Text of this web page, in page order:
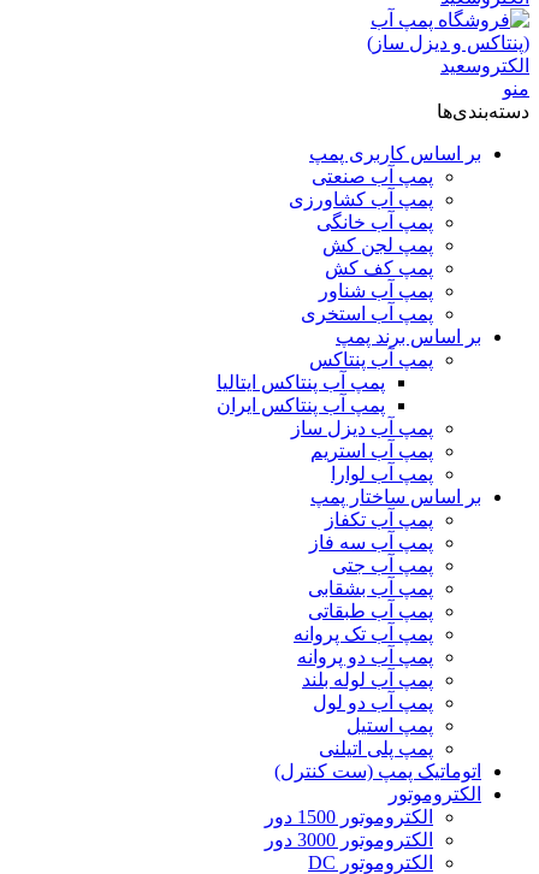
منو
دسته‌بندی‌ها
بر اساس کاربری پمپ
پمپ آب صنعتی
پمپ آب کشاورزی
پمپ آب خانگی
پمپ لجن کش
پمپ کف کش
پمپ آب شناور
پمپ آب استخری
بر اساس برند پمپ
پمپ آب پنتاکس
پمپ آب پنتاکس ایتالیا
پمپ آب پنتاکس ایران
پمپ آب دیزل ساز
پمپ آب استریم
پمپ آب لوارا
بر اساس ساختار پمپ
پمپ آب تکفاز
پمپ آب سه فاز
پمپ آب جتی
پمپ آب بشقابی
پمپ آب طبقاتی
پمپ آب تک پروانه
پمپ آب دو پروانه
پمپ آب لوله بلند
پمپ آب دو لول
پمپ استیل
پمپ پلی اتیلنی
اتوماتیک پمپ (ست کنترل)
الکتروموتور
الکتروموتور 1500 دور
الکتروموتور 3000 دور
الکتروموتور DC